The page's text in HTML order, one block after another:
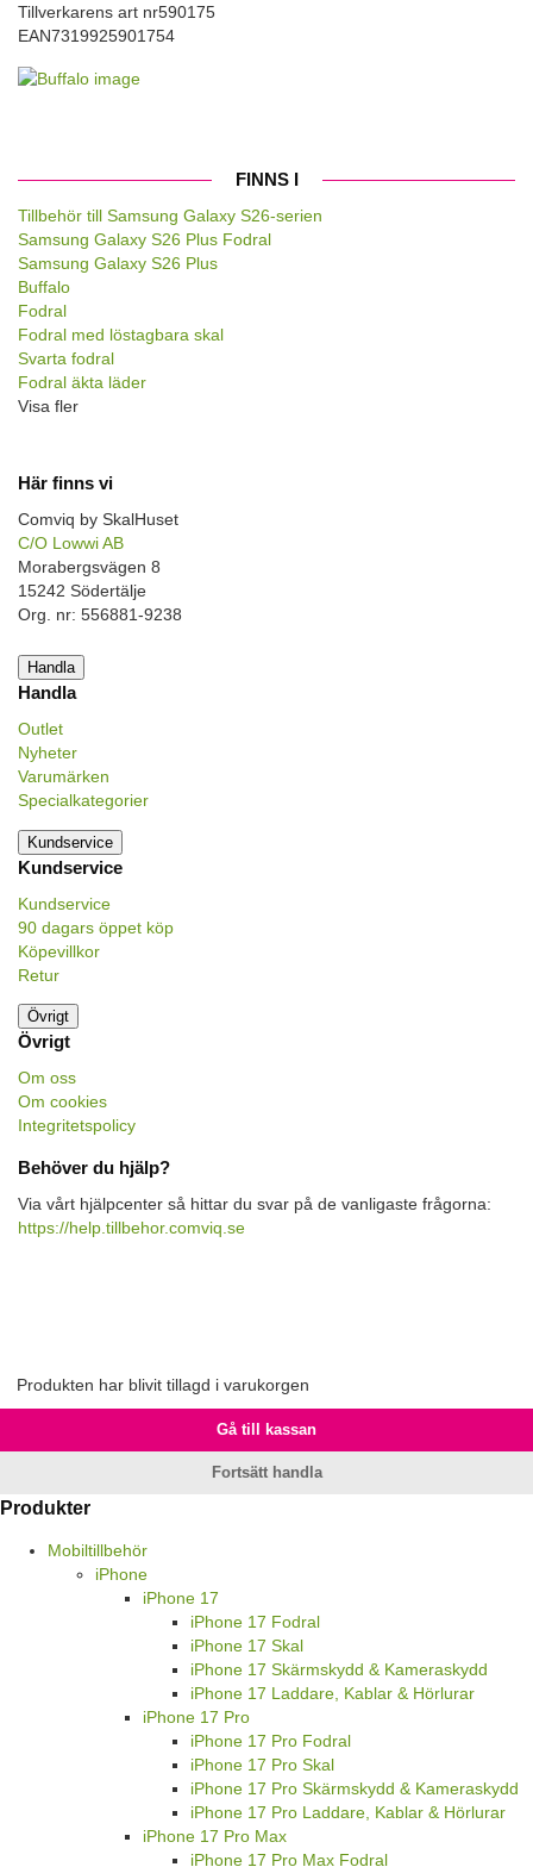
Tillverkarens art nr590175
EAN7319925901754
FINNS I
Tillbehör till Samsung Galaxy S26-serien
Samsung Galaxy S26 Plus Fodral
Samsung Galaxy S26 Plus
Buffalo
Fodral
Fodral med löstagbara skal
Svarta fodral
Fodral äkta läder
Visa fler
Här finns vi
Comviq by SkalHuset
C/O Lowwi AB
Morabergsvägen 8
15242 Södertälje
Org. nr: 556881-9238
Handla
Handla
Outlet
Nyheter
Varumärken
Specialkategorier
Kundservice
Kundservice
Kundservice
90 dagars öppet köp
Köpevillkor
Retur
Övrigt
Övrigt
Om oss
Om cookies
Integritetspolicy
Behöver du hjälp?
Via vårt hjälpcenter så hittar du svar på de vanligaste frågorna:
https://help.tillbehor.comviq.se
Produkten har blivit tillagd i varukorgen
Gå till kassan
Fortsätt handla
Produkter
Mobiltillbehör
iPhone
iPhone 17
iPhone 17 Fodral
iPhone 17 Skal
iPhone 17 Skärmskydd & Kameraskydd
iPhone 17 Laddare, Kablar & Hörlurar
iPhone 17 Pro
iPhone 17 Pro Fodral
iPhone 17 Pro Skal
iPhone 17 Pro Skärmskydd & Kameraskydd
iPhone 17 Pro Laddare, Kablar & Hörlurar
iPhone 17 Pro Max
iPhone 17 Pro Max Fodral